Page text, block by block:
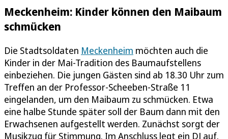
Meckenheim: Kinder können den Maibaum
schmücken
Die Stadtsoldaten Meckenheim möchten auch die
Kinder in der Mai-Tradition des Baumaufstellens
einbeziehen. Die jungen Gästen sind ab 18.30 Uhr zum
Treffen an der Professor-Scheeben-Straße 11
eingelanden, um den Maibaum zu schmücken. Etwa
eine halbe Stunde später soll der Baum dann mit den
Erwachsenen aufgestellt werden. Zunächst sorgt der
Musikzug für Stimmung. Im Anschluss legt ein DJ auf.